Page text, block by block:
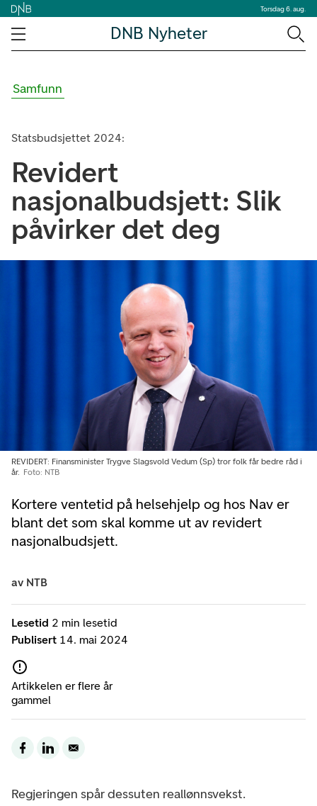
Torsdag 6. aug.
DNB Nyheter
Samfunn
Statsbudsjettet 2024:
Revidert
nasjonalbudsjett: Slik
påvirker det deg
Kortere ventetid på helsehjelp og hos Nav er
blant det som skal komme ut av revidert
nasjonalbudsjett.
REVIDERT: Finansminister Trygve Slagsvold Vedum (Sp) tror folk får bedre råd i
år. Foto: NTB
Lesetid 2 min lesetid
Publisert 14. mai 2024
Artikkelen er flere år
gammel
av NTB
Regjeringen spår dessuten reallønnsvekst.